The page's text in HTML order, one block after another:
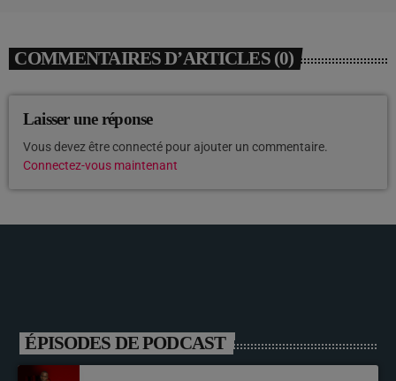
COMMENTAIRES D’ARTICLES (0)
Laisser une réponse
Vous devez être connecté pour ajouter un commentaire.
Connectez-vous maintenant
ÉPISODES DE PODCAST